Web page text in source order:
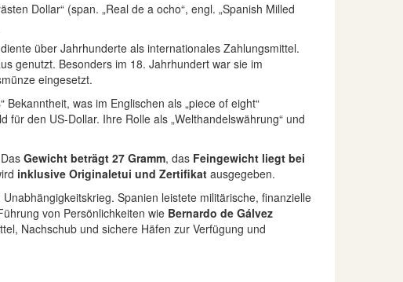
Dollar“ (span. „Real de a ocho“, engl. „Spanish Milled
über Jahrhunderte als internationales Zahlungsmittel.
genutzt. Besonders im 18. Jahrhundert war sie im
eingesetzt.
was im Englischen als „piece of eight“
den US-Dollar. Ihre Rolle als „Welthandelswährung“ und
Gewicht beträgt 27 Gramm, das Feingewicht liegt bei
inklusive Originaletui und Zertifikat ausgegeben.
Spanien leistete militärische, finanzielle
von Persönlichkeiten wie Bernardo de Gálvez
Nachschub und sichere Häfen zur Verfügung und